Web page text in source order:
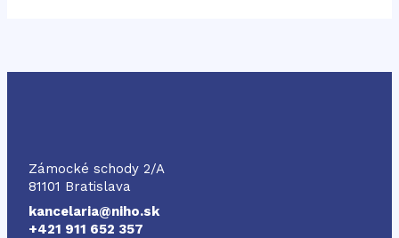
NIHO
Zámocké schody 2/A
81101 Bratislava
kancelaria@niho.sk
+421 911 652 357